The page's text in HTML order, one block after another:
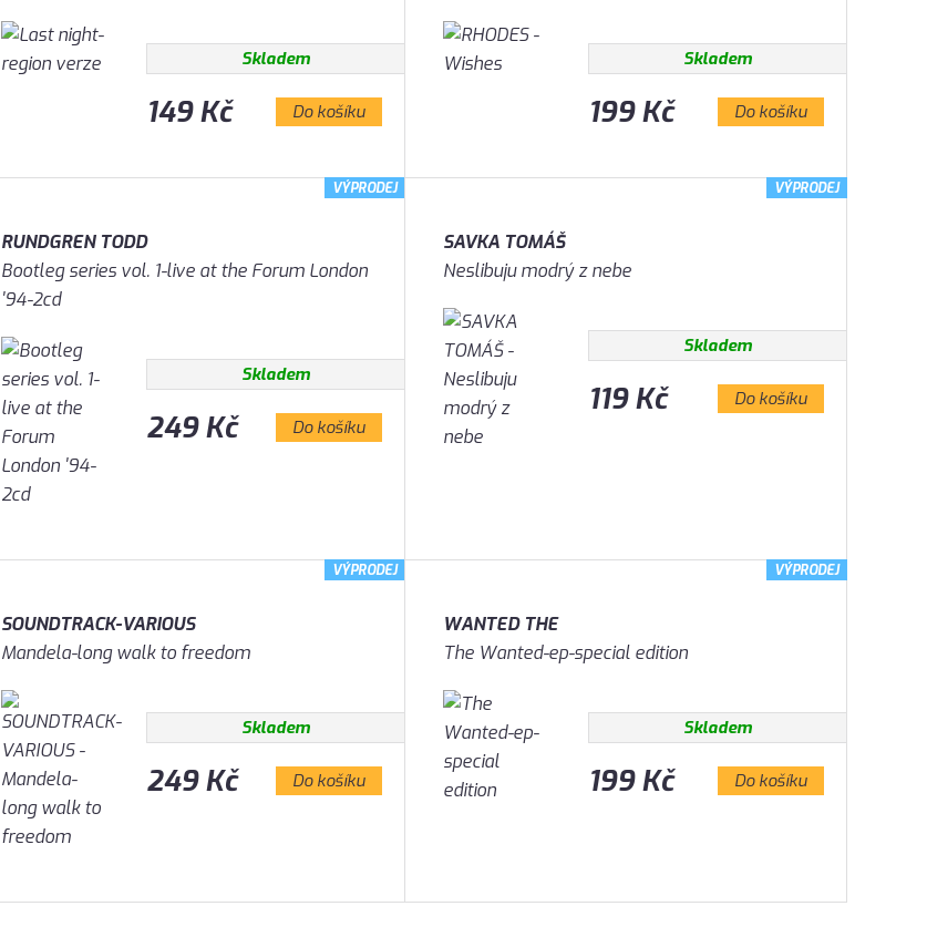
Skladem
149 Kč Do košíku
Skladem
199 Kč Do košíku
RUNDGREN TODD
Bootleg series vol. 1-live at the Forum London
'94-2cd
Skladem
249 Kč Do košíku
VÝPRODEJ
SAVKA TOMÁŠ
Neslibuju modrý z nebe
Skladem
119 Kč Do košíku
VÝPRODEJ
SOUNDTRACK-VARIOUS
Mandela-long walk to freedom
Skladem
249 Kč Do košíku
VÝPRODEJ
WANTED THE
The Wanted-ep-special edition
Skladem
199 Kč Do košíku
VÝPRODEJ